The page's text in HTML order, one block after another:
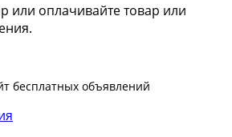
или оплачивайте товар или
бесплатных объявлений